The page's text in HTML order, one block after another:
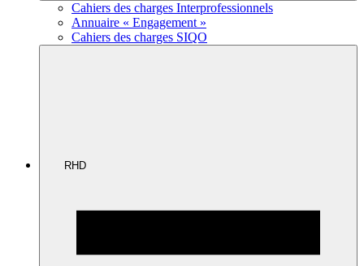
Cahiers des charges Interprofessionnels
Annuaire « Engagement »
Cahiers des charges SIQO
RHD